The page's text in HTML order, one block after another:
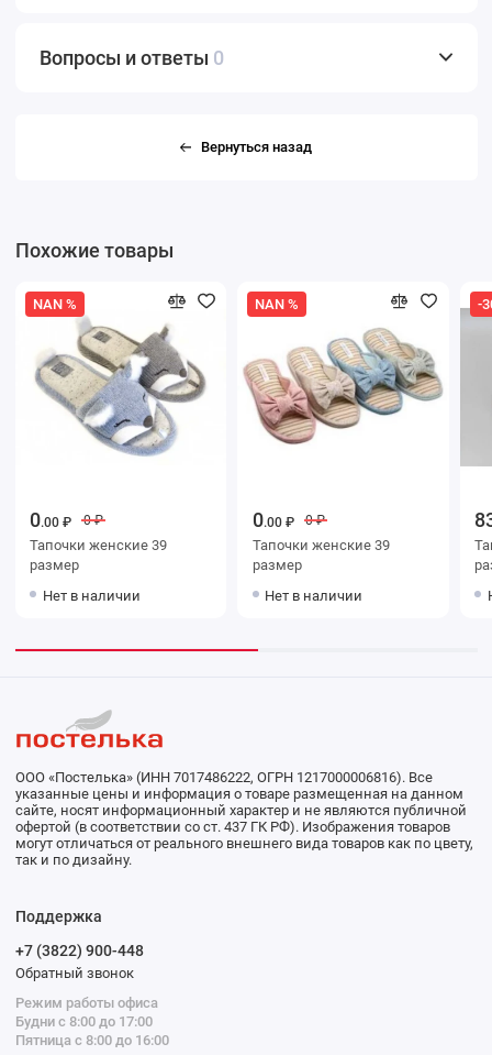
Вопросы и ответы 0
Вернуться назад
Похожие товары
NAN %
0.00 ₽ 0 ₽
Тапочки женские 39
размер
Нет в наличии
NAN %
0.00 ₽ 0 ₽
Тапочки женские 39
размер
Нет в наличии
-
ООО «Постелька» (ИНН 7017486222, ОГРН 1217000006816). Все
указанные цены и информация о товаре размещенная на данном
сайте, носят информационный характер и не являются публичной
офертой (в соответствии со ст. 437 ГК РФ). Изображения товаров
могут отличаться от реального внешнего вида товаров как по цвету,
так и по дизайну.
Поддержка
+7 (3822) 900-448
Обратный звонок
Режим работы офиса
Будни с 8:00 до 17:00
Пятница с 8:00 до 16:00